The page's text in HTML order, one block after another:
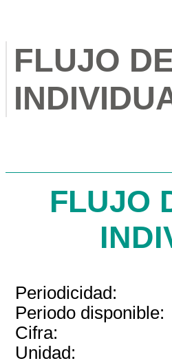
FLUJO
FLUJO
Periodicidad:
Periodo disponible:
Cifra:
Unidad: